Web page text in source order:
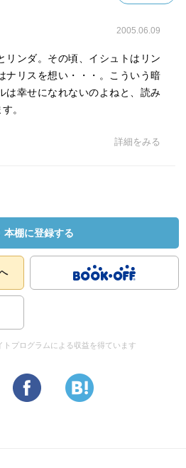
2005.06.09
リンダ。その頃、イシュトはリン
ナリスを想い・・・。こういう暗
は幸せになれないのよねと、読み
。
詳細をみる
本棚に登録する
トプログラムによる収益を得ています